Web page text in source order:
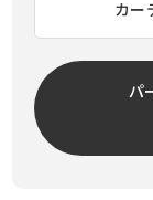
カー
パ